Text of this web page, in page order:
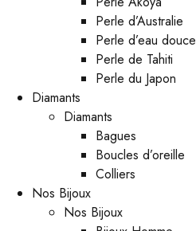
Perle d’Australie
Perle d’eau douce
Perle de Tahiti
Perle du Japon
Diamants
Diamants
Bagues
Boucles d’oreille
Colliers
Nos Bijoux
Nos Bijoux